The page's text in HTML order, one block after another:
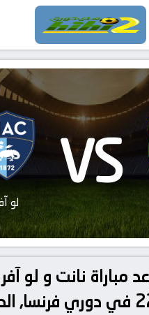
VS لو
مباراة نانت و لو آفر
2026-02-22 في دوري فرنسا,